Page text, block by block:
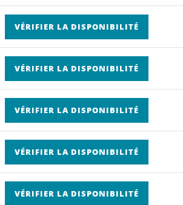
VÉRIFIER LA DISPONIBILITÉ
VÉRIFIER LA DISPONIBILITÉ
VÉRIFIER LA DISPONIBILITÉ
VÉRIFIER LA DISPONIBILITÉ
VÉRIFIER LA DISPONIBILITÉ